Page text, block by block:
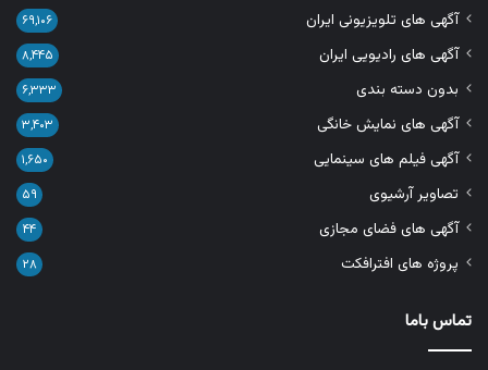
آگهی های تلویزیونی ایران ۶۹,۱۰۶
آگهی های رادیویی ایران ۸,۴۴۵
بدون دسته بندی ۶,۳۳۳
آگهی های نمایش خانگی ۳,۴۰۳
آگهی فیلم های سینمایی ۱,۶۵۰
تصاویر آرشیوی ۵۹
آگهی های فضای مجازی ۴۴
پروژه های افترافکت ۲۸
تماس باما